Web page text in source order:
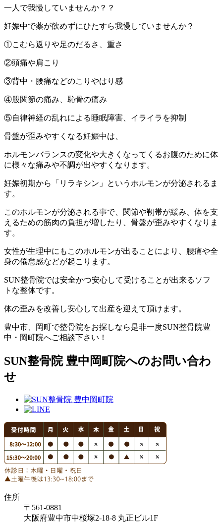
一人で我慢していませんか？？
妊娠中で薬が飲めずにひたすら我慢していませんか？
①こむら返りや足のだるさ、重さ
②頭痛や肩こり
③背中・腰痛などのこりやはり感
④股関節の痛み、恥骨の痛み
⑤自律神経の乱れによる睡眠障害、イライラを抑制
骨盤が歪みやすくなる妊娠中は、
ホルモンバランスの変化や大きくなってくるお腹のために体
に様々な痛みや不調が出やすくなります。
妊娠初期から「リラキシン」というホルモンが分泌されるま
す。
このホルモンが分泌される事で、関節や靭帯が緩み、体を支
えるための筋肉の負担が増したり、骨盤が歪みやすくなりま
す。
女性が生理中にもこのホルモンが出ることにより、腰痛や全
身の倦怠感などが起こります。
SUN整骨院では安全かつ安心して受けることが出来るソフ
トな整体です。
体の歪みを改善し安心して出産を迎えて頂けます。
豊中市、岡町で整骨院をお探しなら是非一度SUN整骨院豊
中・岡町院へご相談下さい！
SUN整骨院 豊中岡町院へのお問い合わ
せ
住所
〒561-0881
大阪府豊中市中桜塚2-18-8 丸正ビル1F